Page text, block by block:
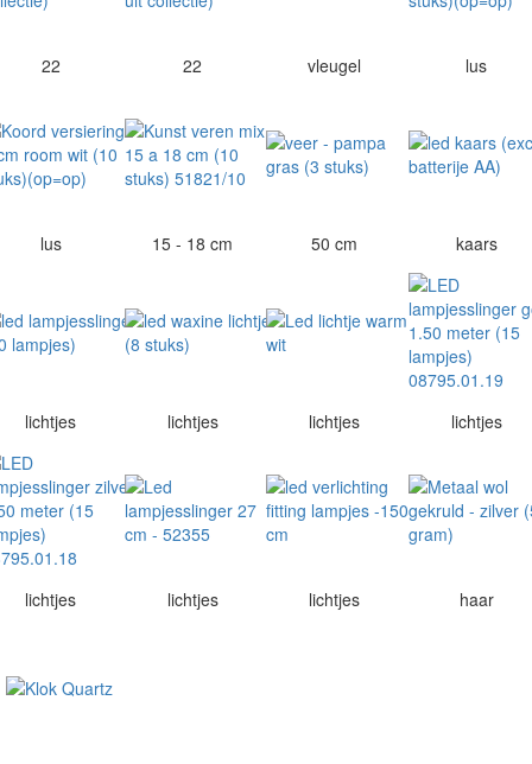
22 22 vleugel lus
lus 15 - 18 cm 50 cm kaars
lichtjes lichtjes lichtjes lichtjes
lichtjes lichtjes lichtjes haar